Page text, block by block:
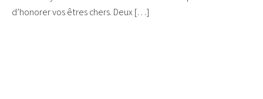
d’honorer vos êtres chers. Deux […]